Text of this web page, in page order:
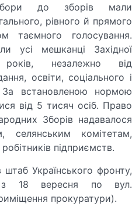
до зборів мали
рівного й прямого
таємного голосування.
усі мешканці Західної
незалежно від
освіти, соціального і
встановленою нормою
від 5 тисяч осіб. Право
Зборів надавалося
селянським комітетам,
підприємств.
штаб Українського фронту,
з 18 вересня по вул.
прокуратури).